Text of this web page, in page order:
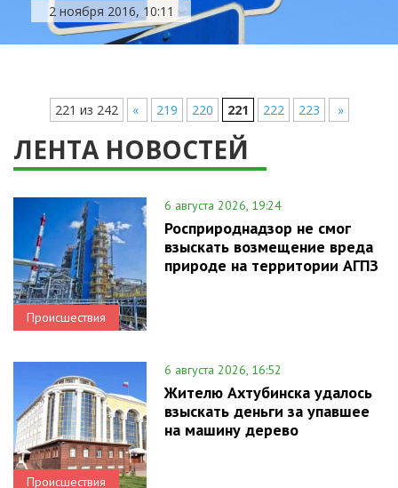
2 ноября 2016, 10:11
221 из 242 « 219 220 221 222 223 »
ЛЕНТА НОВОСТЕЙ
Происшествия
6 августа 2026, 19:24
Росприроднадзор не смог
взыскать возмещение вреда
природе на территории АГПЗ
Происшествия
6 августа 2026, 16:52
Жителю Ахтубинска удалось
взыскать деньги за упавшее
на машину дерево